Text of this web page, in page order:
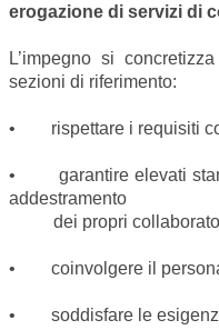
erogazione di servizi di
L’impegno si
sezioni di riferimento:
• rispettare i requisiti
• garantire elevati
addestramento
dei propri
• coinvolgere il
• soddisfare le